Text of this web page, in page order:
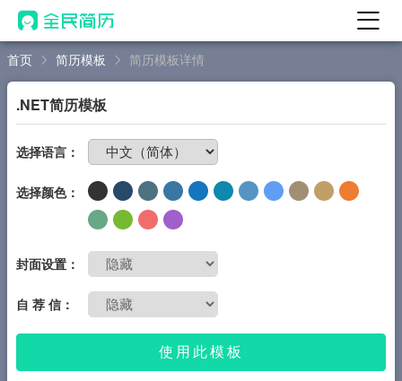
首页
AI 简历工具
AI 优化简历
AI 翻译简历
AI 诊断简历
AI 模拟面试
面试自我介绍
首页 简历模板 简历模板详情
.NET简历模板
选择语言：
选择颜色：
封面设置：
自 荐 信：
使用此模板